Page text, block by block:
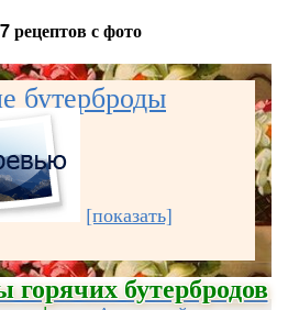
рецептов с фото
бутерброды
[показать]
бутербродов